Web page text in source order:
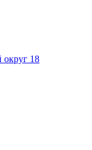
округ 18